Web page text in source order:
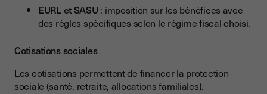
EURL et SASU : imposition sur les bénéfices avec
des règles spécifiques selon le régime fiscal choisi.
Cotisations sociales
Les cotisations permettent de financer la protection
sociale (santé, retraite, allocations familiales).